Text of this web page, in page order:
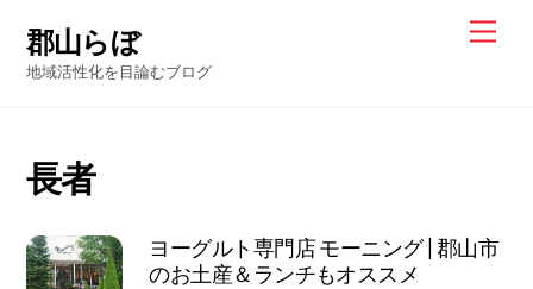
content
郡山らぼ
地域活性化を目論むブログ
長者
ヨーグルト専門店 モーニング | 郡山市
のお土産＆ランチもオススメ